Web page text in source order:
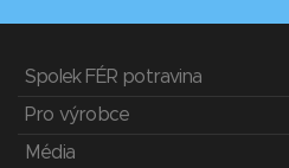
Spolek FÉR potravina
Pro výrobce
Média